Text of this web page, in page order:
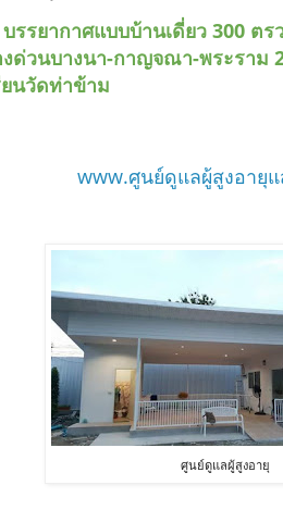
รรยากาศแบบบ้านเดี่ยว 300 ตร
ด่วนบางนา-กาญจณา-พระราม
ยนวัดท่าข้าม
www.ศูนย์ดูแลผู้สูงอายุ
ศูนย์ดูแลผู้สูงอายุ